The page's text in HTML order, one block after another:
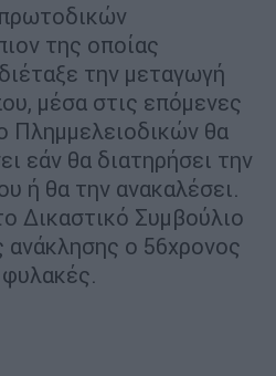
της οποίας
την μεταγωγή
μέσα στις επόμενες
Πλημμελειοδικών θα
εάν θα διατηρήσει την
ή θα την ανακαλέσει.
Δικαστικό Συμβούλιο
ανάκλησης ο 56χρονος